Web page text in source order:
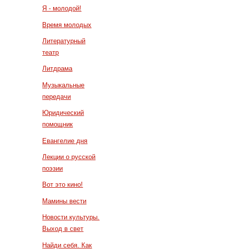
Я - молодой!
Время молодых
Литературный
театр
Литдрама
Музыкальные
передачи
Юридический
помощник
Евангелие дня
Лекции о русской
поэзии
Вот это кино!
Мамины вести
Новости культуры.
Выход в свет
Найди себя. Как